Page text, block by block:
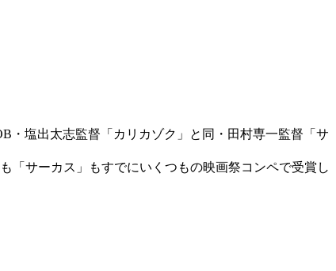
・塩出太志監督「カリカゾク」と同・田村専一監督「サ
「サーカス」もすでにいくつもの映画祭コンペで受賞し